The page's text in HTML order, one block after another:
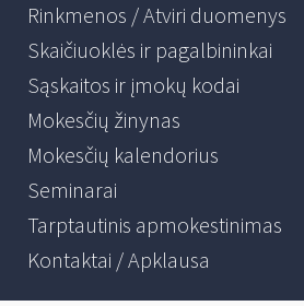
Rinkmenos / Atviri duomenys
Skaičiuoklės ir pagalbininkai
Sąskaitos ir įmokų kodai
Mokesčių žinynas
Mokesčių kalendorius
Seminarai
Tarptautinis apmokestinimas
Kontaktai / Apklausa